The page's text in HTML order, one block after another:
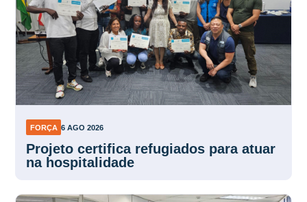
FORÇA 6 AGO 2026
Projeto certifica refugiados para atuar
na hospitalidade